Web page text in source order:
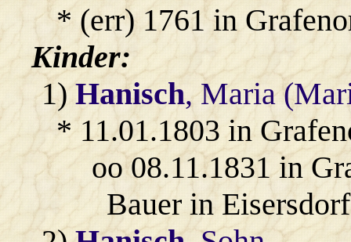
* (err) 1761 in
Kinder:
1)Hanisch, Maria
* 11.01.1803 in
oo 08.11.1831 in
Bauer in